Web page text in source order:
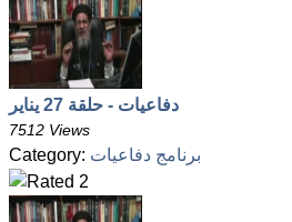
دفاعيات - حلقة 27 يناير
7512 Views
Category: برنامج دفاعيات